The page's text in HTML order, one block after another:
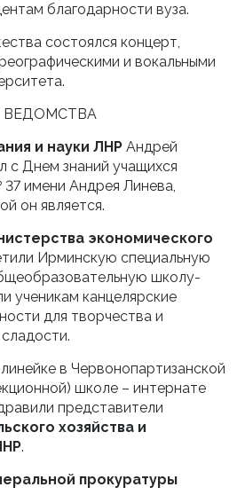
благодарности вуза.
состоялся концерт,
и вокальными
ВЕДОМСТВА
и науки ЛНР Андрей
с Днем знаний учащихся
имени Андрея Линева,
он является.
экономического
Ирминскую специальную
школу-
ученикам канцелярские
для творчества и
в Червонопартизанской
школе – интернате
представители
хозяйства и
.
прокуратуры